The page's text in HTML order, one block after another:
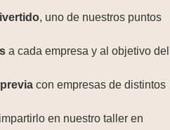
, uno de nuestros puntos
a cada empresa y al objetivo del
con empresas de distintos
en nuestro taller en